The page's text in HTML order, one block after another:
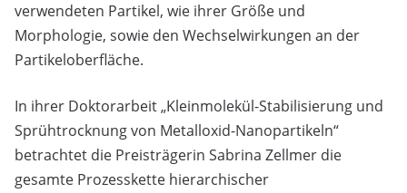
verwendeten Partikel, wie ihrer Größe und
Morphologie, sowie den Wechselwirkungen an der
Partikeloberfläche.
In ihrer Doktorarbeit „Kleinmolekül-Stabilisierung und
Sprühtrocknung von Metalloxid-Nanopartikeln“
betrachtet die Preisträgerin Sabrina Zellmer die
gesamte Prozesskette hierarchischer